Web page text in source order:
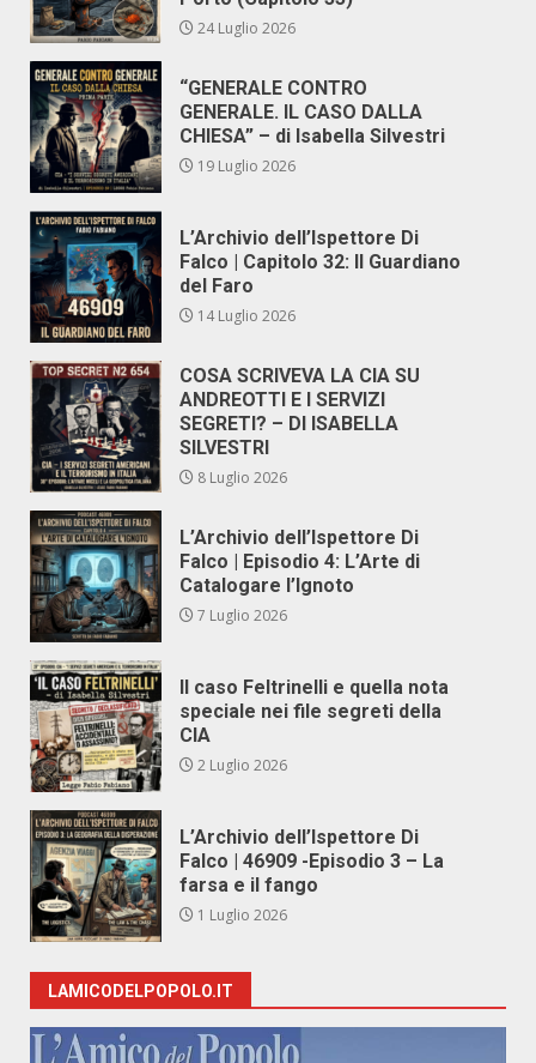
24 Luglio 2026
“GENERALE CONTRO
GENERALE. IL CASO DALLA
CHIESA” – di Isabella Silvestri
19 Luglio 2026
L’Archivio dell’Ispettore Di
Falco | Capitolo 32: Il Guardiano
del Faro
14 Luglio 2026
COSA SCRIVEVA LA CIA SU
ANDREOTTI E I SERVIZI
SEGRETI? – DI ISABELLA
SILVESTRI
8 Luglio 2026
L’Archivio dell’Ispettore Di
Falco | Episodio 4: L’Arte di
Catalogare l’Ignoto
7 Luglio 2026
Il caso Feltrinelli e quella nota
speciale nei file segreti della
CIA
2 Luglio 2026
L’Archivio dell’Ispettore Di
Falco | 46909 -Episodio 3 – La
farsa e il fango
1 Luglio 2026
LAMICODELPOPOLO.IT